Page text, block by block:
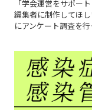
「学会運営をサポー
編集者に制作してほ
にアンケート調査を